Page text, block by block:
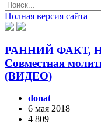
Полная версия сайта
РАННИЙ ФАКТ,
Совместная
(ВИДЕО)
donat
6 мая 2018
4 809